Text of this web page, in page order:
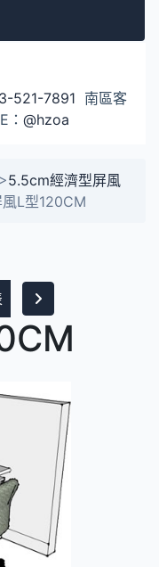
521-7891 南區客
： @hzoa
>5.5cm經濟型屏風
L型120CM